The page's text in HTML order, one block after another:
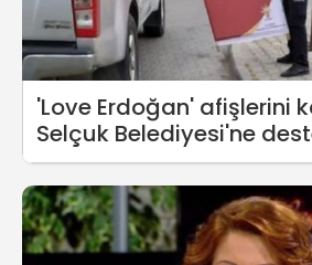
'Love Erdoğan' afişlerini
Selçuk Belediyesi'ne